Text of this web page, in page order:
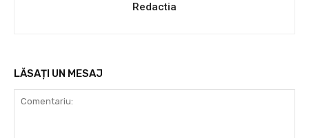
Redactia
LĂSAȚI UN MESAJ